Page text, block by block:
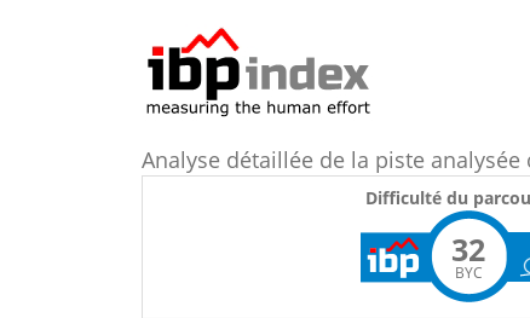
Analyse détaillée de la piste analysée
Difficulté du
32
BYC